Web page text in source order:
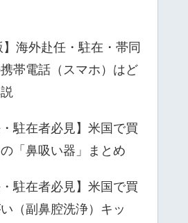
】海外赴任・駐在・帯同
帯電話（スマホ）はど
・駐在者必見】米国で買
「鼻吸い器」まとめ
・駐在者必見】米国で買
（副鼻腔洗浄）キッ